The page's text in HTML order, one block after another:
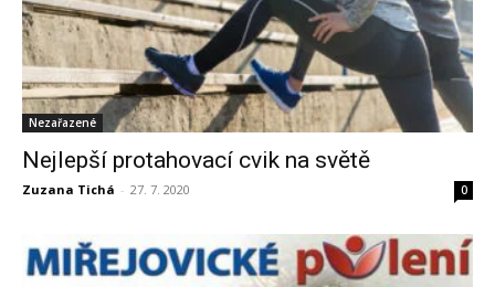
Nezařazené
Nejlepší protahovací cvik na světě
Zuzana Tichá - 27. 7. 2020 0